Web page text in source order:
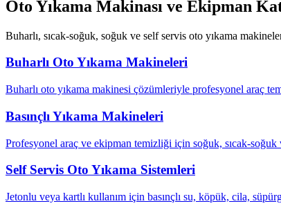
Oto Yıkama Makinası ve Ekipman
Buharlı, sıcak-soğuk, soğuk ve self servis oto yıkama
Buharlı Oto Yıkama Makineleri
Buharlı oto yıkama makinesi çözümleriyle profesyonel araç
Basınçlı Yıkama Makineleri
Profesyonel araç ve ekipman temizliği için soğuk, sıcak-soğuk
Self Servis Oto Yıkama Sistemleri
Jetonlu veya kartlı kullanım için basınçlı su, köpük, cila,